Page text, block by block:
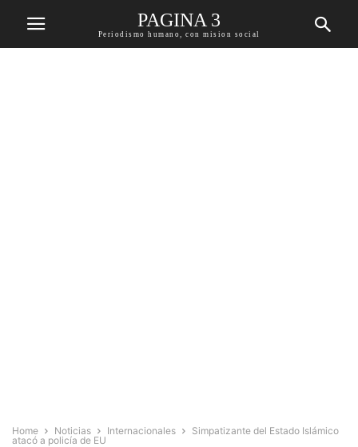
PAGINA 3
Periodismo humano, con mision social
Home Noticias Internacionales
Simpatizante del Estado Islámico
atacó a policía de EU